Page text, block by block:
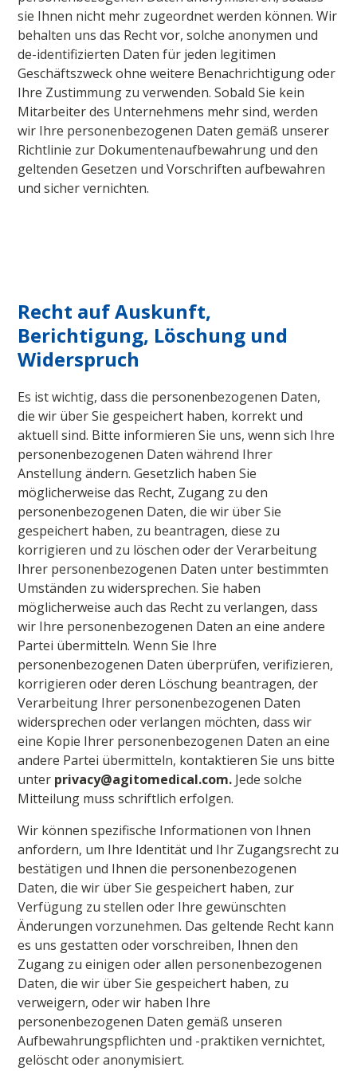
sie Ihnen nicht mehr zugeordnet werden können. Wir
behalten uns das Recht vor, solche anonymen und
de-identifizierten Daten für jeden legitimen
Geschäftszweck ohne weitere Benachrichtigung oder
Ihre Zustimmung zu verwenden. Sobald Sie kein
Mitarbeiter des Unternehmens mehr sind, werden
wir Ihre personenbezogenen Daten gemäß unserer
Richtlinie zur Dokumentenaufbewahrung und den
geltenden Gesetzen und Vorschriften aufbewahren
und sicher vernichten.
Recht auf Auskunft,
Berichtigung, Löschung und
Widerspruch
Es ist wichtig, dass die personenbezogenen Daten,
die wir über Sie gespeichert haben, korrekt und
aktuell sind. Bitte informieren Sie uns, wenn sich Ihre
personenbezogenen Daten während Ihrer
Anstellung ändern. Gesetzlich haben Sie
möglicherweise das Recht, Zugang zu den
personenbezogenen Daten, die wir über Sie
gespeichert haben, zu beantragen, diese zu
korrigieren und zu löschen oder der Verarbeitung
Ihrer personenbezogenen Daten unter bestimmten
Umständen zu widersprechen. Sie haben
möglicherweise auch das Recht zu verlangen, dass
wir Ihre personenbezogenen Daten an eine andere
Partei übermitteln. Wenn Sie Ihre
personenbezogenen Daten überprüfen, verifizieren,
korrigieren oder deren Löschung beantragen, der
Verarbeitung Ihrer personenbezogenen Daten
widersprechen oder verlangen möchten, dass wir
eine Kopie Ihrer personenbezogenen Daten an eine
andere Partei übermitteln, kontaktieren Sie uns bitte
unter privacy@agitomedical.com. Jede solche
Mitteilung muss schriftlich erfolgen.
Wir können spezifische Informationen von Ihnen
anfordern, um Ihre Identität und Ihr Zugangsrecht zu
bestätigen und Ihnen die personenbezogenen
Daten, die wir über Sie gespeichert haben, zur
Verfügung zu stellen oder Ihre gewünschten
Änderungen vorzunehmen. Das geltende Recht kann
es uns gestatten oder vorschreiben, Ihnen den
Zugang zu einigen oder allen personenbezogenen
Daten, die wir über Sie gespeichert haben, zu
verweigern, oder wir haben Ihre
personenbezogenen Daten gemäß unseren
Aufbewahrungspflichten und -praktiken vernichtet,
gelöscht oder anonymisiert.